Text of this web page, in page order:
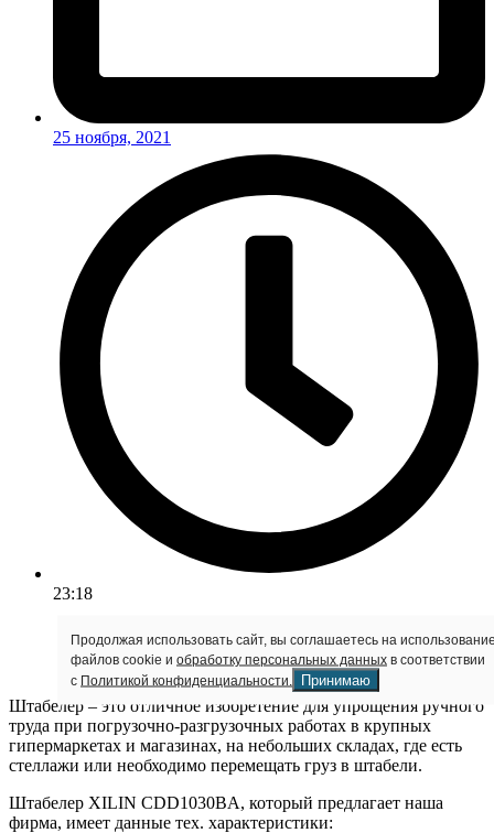
25 ноября, 2021
23:18
Штабелер – это отличное изобретение для упрощения ручного
труда при погрузочно-разгрузочных работах в крупных
гипермаркетах и магазинах, на небольших складах, где есть
стеллажи или необходимо перемещать груз в штабели.
Штабелер XILIN CDD1030BA, который предлагает наша
фирма, имеет данные тех. характеристики:
Продолжая использовать сайт, вы соглашаетесь на
файлов cookie и обработку персональных данных в соответствии
с Политикой конфиденциальности. Принимаю